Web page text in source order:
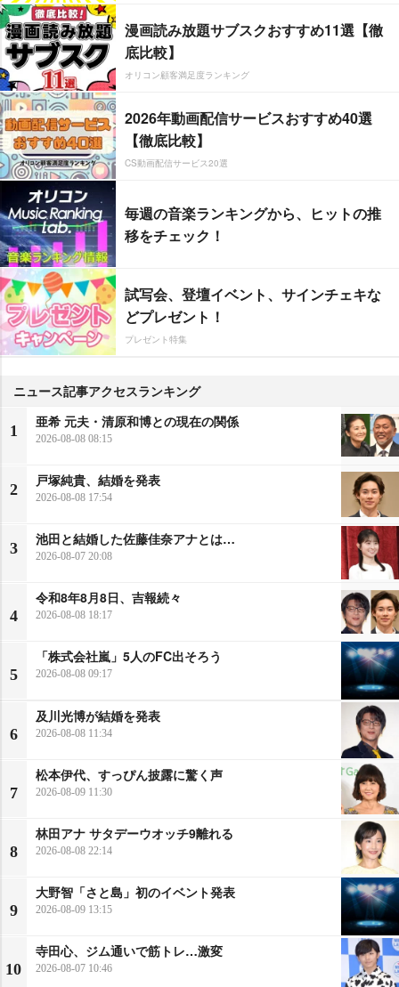
漫画読み放題サブスクおすすめ11選【徹
底比較】
オリコン顧客満足度ランキング
2026年動画配信サービスおすすめ40選
【徹底比較】
CS動画配信サービス20選
毎週の音楽ランキングから、ヒットの推
移をチェック！
試写会、登壇イベント、サインチェキな
どプレゼント！
プレゼント特集
ニュース記事アクセスランキング
1
亜希 元夫・清原和博との現在の関係
2026-08-08 08:15
2
戸塚純貴、結婚を発表
2026-08-08 17:54
3
池田と結婚した佐藤佳奈アナとは…
2026-08-07 20:08
4
令和8年8月8日、吉報続々
2026-08-08 18:17
5
「株式会社嵐」5人のFC出そろう
2026-08-08 09:17
6
及川光博が結婚を発表
2026-08-08 11:34
7
松本伊代、すっぴん披露に驚く声
2026-08-09 11:30
8
林田アナ サタデーウオッチ9離れる
2026-08-08 22:14
9
大野智「さと島」初のイベント発表
2026-08-09 13:15
10
寺田心、ジム通いで筋トレ…激変
2026-08-07 10:46